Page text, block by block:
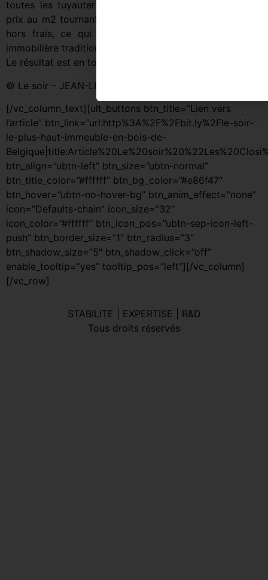
toutes les tuyauteries. Mon objectif est d’arriver à un
prix au m2 tournant autour de 1.400 euros hors TVA et
hors frais, ce qui est équivalent à de la promotion
immobilière traditionnelle. »
Le résultat est en tout cas efficace et surprenant !
© Le soir – JEAN-LUC BODEUX
[/vc_column_text][ult_buttons btn_title=”Lien vers
l’article” btn_link=”url:http%3A%2F%2Fbit.ly%2Fle-soir-
le-plus-haut-immeuble-en-bois-de-
btn_align=”ubtn-left” btn_size=”ubtn-normal”
btn_title_color=”#ffffff” btn_bg_color=”#e86f47″
btn_hover=”ubtn-no-hover-bg” btn_anim_effect=”none”
icon=”Defaults-chain” icon_size=”32″
icon_color=”#ffffff” btn_icon_pos=”ubtn-sep-icon-left-
push” btn_border_size=”1″ btn_radius=”3″
btn_shadow_size=”5″ btn_shadow_click=”off”
enable_tooltip=”yes” tooltip_pos=”left”][/vc_column]
[/vc_row]
STABILITE | EXPERTISE | R&D
Tous droits réservés